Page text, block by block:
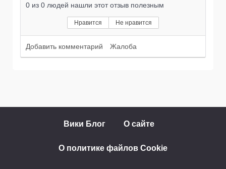
0 из 0 людей нашли этот отзыв полезным
Нравится Не нравится
Добавить комментарий Жалоба
Вики Блог О сайте
О политике файлов Cookie